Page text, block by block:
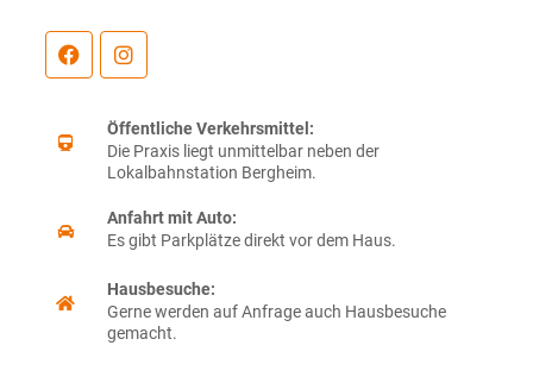
Öffentliche Verkehrsmittel:
Die Praxis liegt unmittelbar neben der
Lokalbahnstation Bergheim.
Anfahrt mit Auto:
Es gibt Parkplätze direkt vor dem Haus.
Hausbesuche:
Gerne werden auf Anfrage auch Hausbesuche
gemacht.